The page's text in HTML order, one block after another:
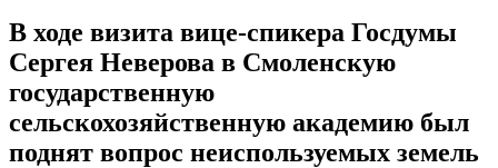
В ходе визита вице-спикера Госдумы
Сергея Неверова в Смоленскую
государственную
сельскохозяйственную академию был
поднят вопрос неиспользуемых земель